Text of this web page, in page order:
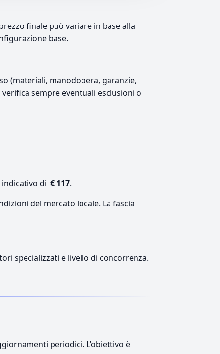
finale può variare in base alla
base.
(materiali, manodopera, garanzie,
sempre eventuali esclusioni o
di € 117.
del mercato locale. La fascia
specializzati e livello di concorrenza.
periodici. L’obiettivo è